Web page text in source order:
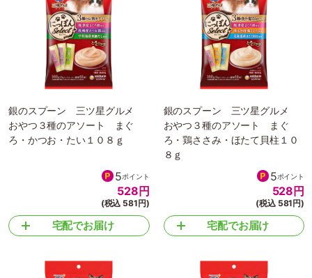
銀のスプーン 三ツ星グルメ
おやつ３種のアソート まぐ
ろ・かつお・たい１０８ｇ
5ポイント
528 円
(税込 581円)
宅配でお届け
銀のスプーン 三ツ星グルメ
おやつ３種のアソート まぐ
ろ・鶏ささみ・ほたて貝柱１０
８ｇ
5ポイント
528 円
(税込 581円)
宅配でお届け